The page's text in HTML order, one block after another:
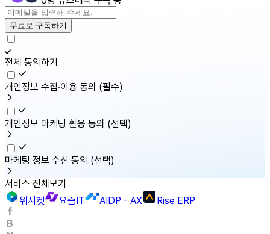
무료로 구독하기
전체 동의하기
개인정보 수집·이용 동의 (필수)
개인정보 마케팅 활용 동의 (선택)
마케팅 정보 수신 동의 (선택)
서비스 전체보기
위시켓
요즘IT AIDP - AX Rise ERP